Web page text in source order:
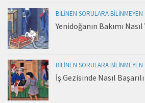
BILINEN SORULARA BILINMEYEN
Yenidoğanın Bakımı Nasıl
BILINEN SORULARA BILINMEYEN
İş Gezisinde Nasıl